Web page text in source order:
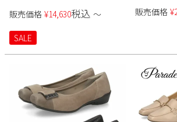
販売価格 ¥14,630税込 〜
SALE
販売価格 ¥